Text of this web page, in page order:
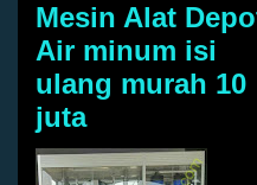
Mesin Alat
Air minum isi
ulang murah 10
juta